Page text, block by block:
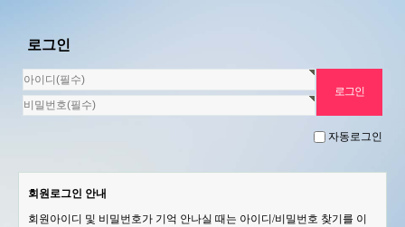
로그인
자동로그인
회원로그인 안내
회원아이디 및 비밀번호가 기억 안나실 때는 아이디/비밀번호 찾기를 이